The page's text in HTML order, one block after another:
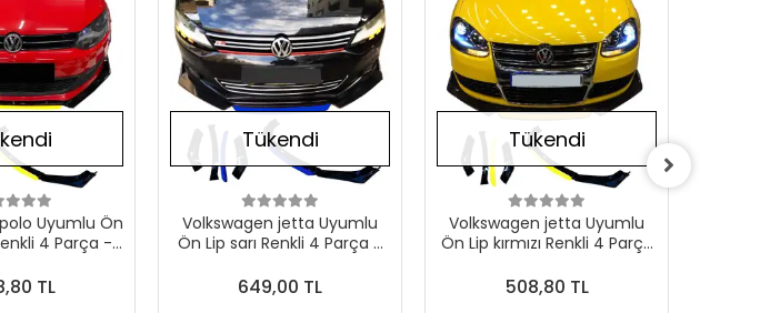
Uyumlu Ön
4 Parça -
TL
Tükendi
Volkswagen jetta Uyumlu
Ön Lip sarı Renkli 4 Parça -
Malzeme
649,00 TL
Tükendi
Volkswagen jetta Uyumlu
Ön Lip kırmızı Renkli 4 Parça
Malzeme
508,80 TL